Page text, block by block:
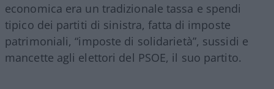
economica era un tradizionale tassa e spendi
tipico dei partiti di sinistra, fatta di imposte
patrimoniali, “imposte di solidarietà”, sussidi e
mancette agli elettori del PSOE, il suo partito.